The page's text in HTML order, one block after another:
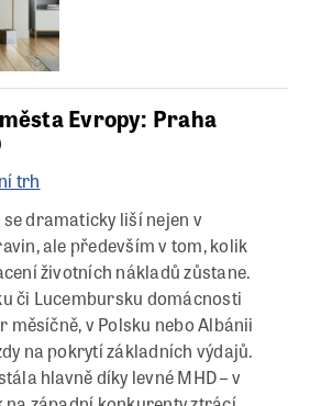
Evropy: Praha
trh
dramaticky liší nejen v
ale především v tom, kolik
životních nákladů zůstane.
či Lucembursku domácnosti
měsíčně, v Polsku nebo Albánii
na pokrytí základních výdajů.
hlavně díky levné MHD – v